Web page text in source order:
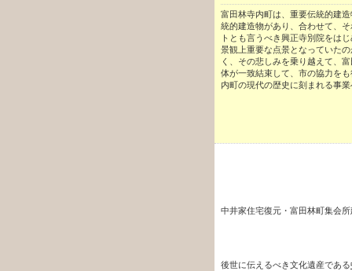
富田林寺内町は、重要伝統的建
統的建造物があり、合わせて、
トとも言うべき興正寺別院をは
景観上重要な点景となっていた
く、その悲しみを乗り越えて、
体が一致結束して、市の協力を
内町の現代の歴史に刻まれる事
中井家住宅復元・富田林町集会
後世に伝えるべき文化遺産である